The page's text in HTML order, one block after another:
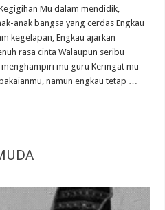
Mu dalam mendidik,
anak bangsa yang cerdas Engkau
kegelapan, Engkau ajarkan
rasa cinta Walaupun seribu
mu guru Keringat mu
namun engkau tetap …